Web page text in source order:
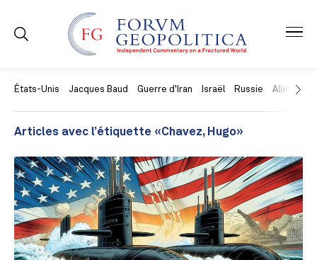
États-Unis Jacques Baud Guerre d'Iran Israël Russie Allemagne
Articles avec l’étiquette «Chavez, Hugo»